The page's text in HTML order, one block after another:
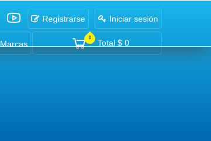
Registrarse Iniciar sesión
0
Total $ 0
Marcas